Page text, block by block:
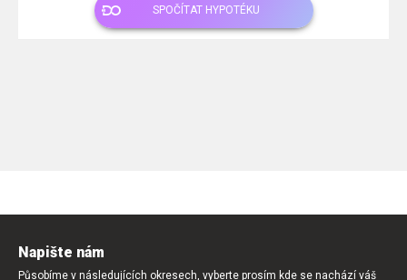
SPOČÍTAT HYPOTÉKU
Napište nám
Působíme v následujících okresech, vyberte prosím kde se nachází váš